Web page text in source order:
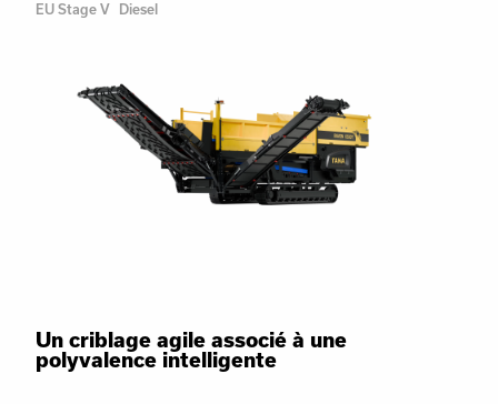
EU Stage V Diesel
Un criblage agile associé à une
polyvalence intelligente